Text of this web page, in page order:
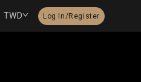
TWD Log In/Register